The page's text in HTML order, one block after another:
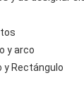
y arco
y Rectángulo